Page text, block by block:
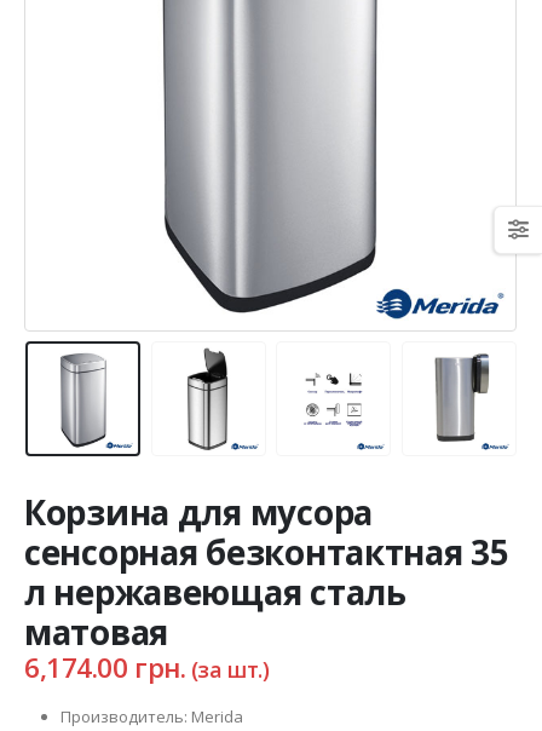
Корзина для мусора
сенсорная безконтактная 35
л нержавеющая сталь
матовая
6,174.00 грн. (за шт.)
Производитель: Merida